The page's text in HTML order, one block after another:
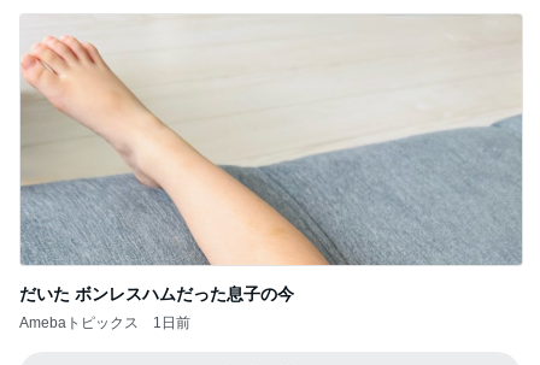
だいた ボンレスハムだった息子の今
Amebaトピックス 1日前